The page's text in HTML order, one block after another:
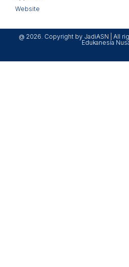
Website
@ 2026. Copyright by JadiASN | All
Edukanesia